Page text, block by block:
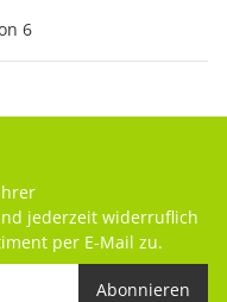
6
jederzeit widerruflich
per E-Mail zu.
Abonnieren